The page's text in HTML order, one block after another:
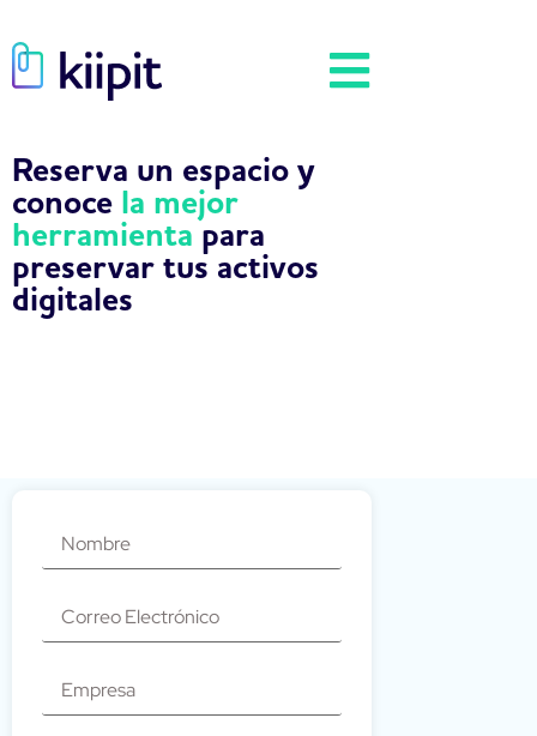
Reserva un espacio y
conoce la mejor
herramientapara
preservar tus activos
digitales